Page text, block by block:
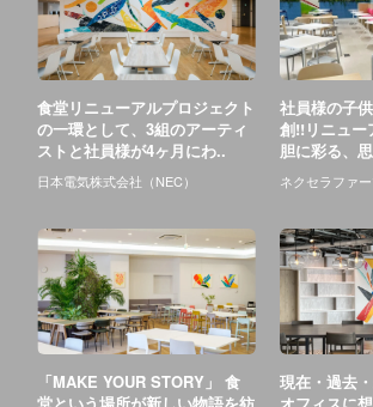
食堂リニューアルプロジェクト
の一環として、3組のアーティ
ストと社員様が4ヶ月にわ..
日本電気株式会社（NEC）
社員様の子
創!!リニュー
胆に彩る、
ネクセラファ
「MAKE YOUR STORY」 食
現在・過去